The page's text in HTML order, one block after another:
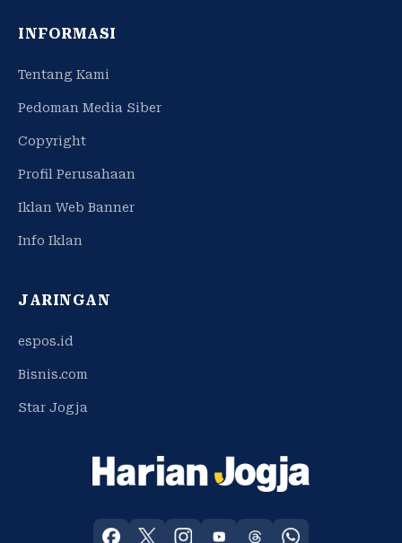
INFORMASI
Tentang Kami
Pedoman Media Siber
Copyright
Profil Perusahaan
Iklan Web Banner
Info Iklan
JARINGAN
espos.id
Bisnis.com
Star Jogja